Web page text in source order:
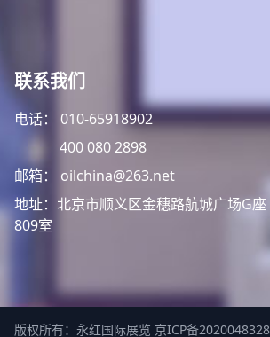
联系我们
电话： 010-65918902
400 080 2898
邮箱： oilchina@263.net
地址：北京市顺义区金穗路航城广场G座
809室
版权所有：永红国际展览 京ICP备